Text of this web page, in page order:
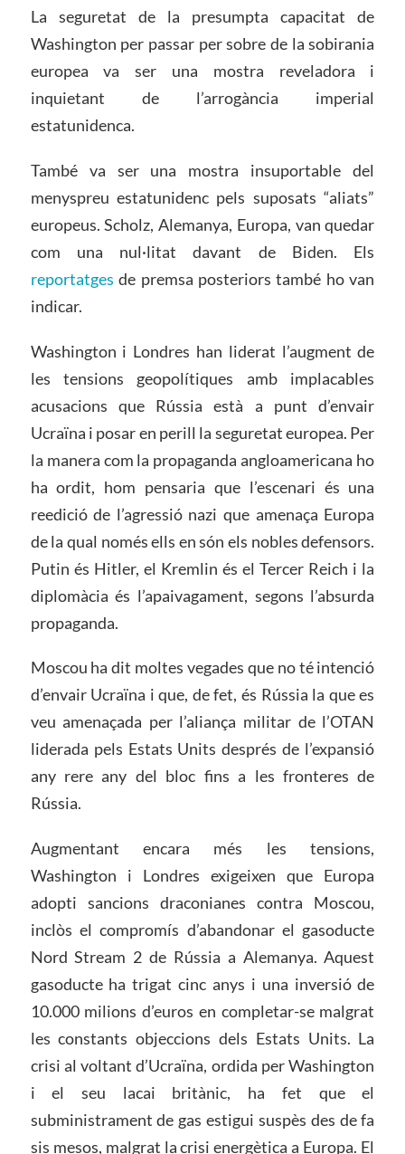
La seguretat de la presumpta capacitat de
Washington per passar per sobre de la sobirania
europea va ser una mostra reveladora i
inquietant de l’arrogància imperial
estatunidenca.
També va ser una mostra insuportable del
menyspreu estatunidenc pels suposats “aliats”
europeus. Scholz, Alemanya, Europa, van quedar
com una nul·litat davant de Biden. Els
reportatges de premsa posteriors també ho van
indicar.
Washington i Londres han liderat l’augment de
les tensions geopolítiques amb implacables
acusacions que Rússia està a punt d’envair
Ucraïna i posar en perill la seguretat europea. Per
la manera com la propaganda angloamericana ho
ha ordit, hom pensaria que l’escenari és una
reedició de l’agressió nazi que amenaça Europa
de la qual només ells en són els nobles defensors.
Putin és Hitler, el Kremlin és el Tercer Reich i la
diplomàcia és l’apaivagament, segons l’absurda
propaganda.
Moscou ha dit moltes vegades que no té intenció
d’envair Ucraïna i que, de fet, és Rússia la que es
veu amenaçada per l’aliança militar de l’OTAN
liderada pels Estats Units després de l’expansió
any rere any del bloc fins a les fronteres de
Rússia.
Augmentant encara més les tensions,
Washington i Londres exigeixen que Europa
adopti sancions draconianes contra Moscou,
inclòs el compromís d’abandonar el gasoducte
Nord Stream 2 de Rússia a Alemanya. Aquest
gasoducte ha trigat cinc anys i una inversió de
10.000 milions d’euros en completar-se malgrat
les constants objeccions dels Estats Units. La
crisi al voltant d’Ucraïna, ordida per Washington
i el seu lacai britànic, ha fet que el
subministrament de gas estigui suspès des de fa
sis mesos, malgrat la crisi energètica a Europa. El